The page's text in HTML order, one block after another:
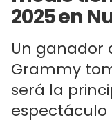
2025 en
Un ganador
Grammy
será la
espectáculo